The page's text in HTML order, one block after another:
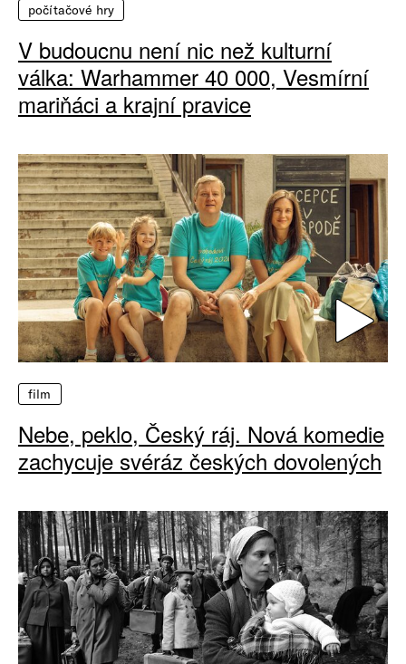
počítačové hry
V budoucnu není nic než kulturní
válka: Warhammer 40 000, Vesmírní
mariňáci a krajní pravice
film
Nebe, peklo, Český ráj. Nová komedie
zachycuje svéráz českých dovolených